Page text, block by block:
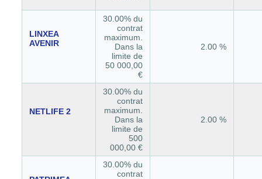
LINXEA
AVENIR
30.00% du
contrat
maximum.
Dans la
limite de
50 000,00
€
2.00 %
NETLIFE 2
30.00% du
contrat
maximum.
Dans la
limite de
500
000,00 €
2.00 %
30.00% du
contrat